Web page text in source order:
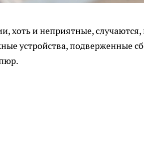
хоть и неприятные, случаются,
устройства, подверженные